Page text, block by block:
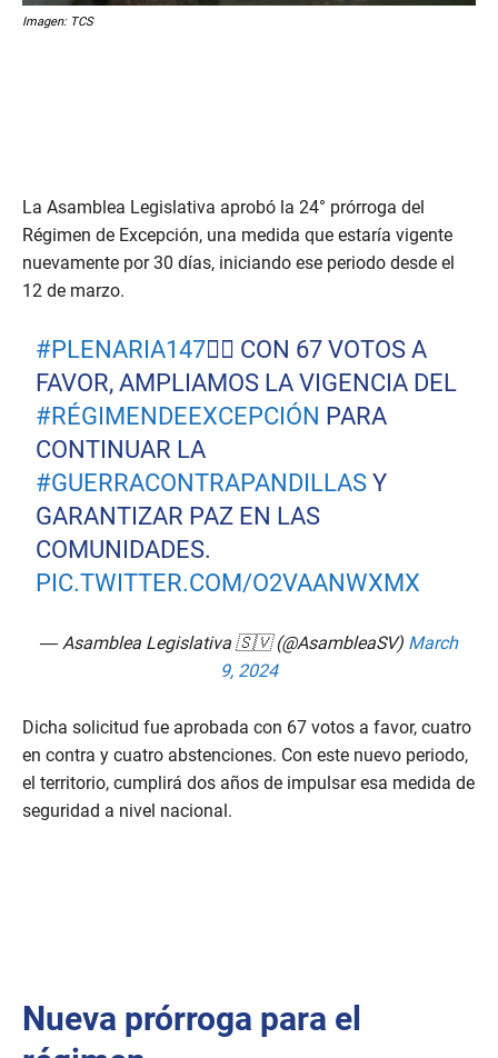
Imagen: TCS
La Asamblea Legislativa aprobó la 24° prórroga del
Régimen de Excepción, una medida que estaría vigente
nuevamente por 30 días, iniciando ese periodo desde el
12 de marzo.
#PLENARIA147✍🏻 CON 67 VOTOS A
FAVOR, AMPLIAMOS LA VIGENCIA DEL
#RÉGIMENDEEXCEPCIÓN PARA
CONTINUAR LA
#GUERRACONTRAPANDILLAS Y
GARANTIZAR PAZ EN LAS
COMUNIDADES.
PIC.TWITTER.COM/O2VAANWXMX
— Asamblea Legislativa 🇸🇻 (@AsambleaSV) March
9, 2024
Dicha solicitud fue aprobada con 67 votos a favor, cuatro
en contra y cuatro abstenciones. Con este nuevo periodo,
el territorio, cumplirá dos años de impulsar esa medida de
seguridad a nivel nacional.
Nueva prórroga para el